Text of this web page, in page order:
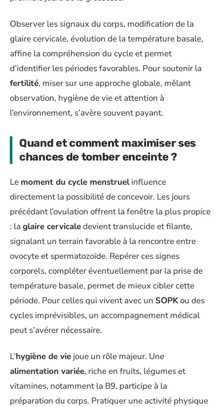
Observer les signaux du corps, modification de la
glaire cervicale, évolution de la température basale,
affine la compréhension du cycle et permet
d’identifier les périodes favorables. Pour soutenir la
fertilité, miser sur une approche globale, mêlant
observation, hygiène de vie et attention à
l’environnement, s’avère souvent payant.
Quand et comment maximiser ses
chances de tomber enceinte ?
Le moment du cycle menstruelinfluence
directement la possibilité de concevoir. Les jours
précédant l’ovulation offrent la fenêtre la plus propice
: la glaire cervicaledevient translucide et filante,
signalant un terrain favorable à la rencontre entre
ovocyte et spermatozoïde. Repérer ces signes
corporels, compléter éventuellement par la prise de
température basale, permet de mieux cibler cette
période. Pour celles qui vivent avec un SOPKou des
cycles imprévisibles, un accompagnement médical
peut s’avérer nécessaire.
L’hygiène de vie joue un rôle majeur. Une
alimentation variée, riche en fruits, légumes et
vitamines, notamment la B9, participe à la
préparation du corps. Pratiquer une activité physique